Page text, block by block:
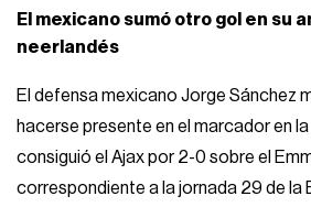
El mexicano sumó otro gol en su
neerlandés
El defensa mexicano Jorge Sánchez
hacerse presente en el marcador en
consiguió el Ajax por 2-0 sobre el
correspondiente a la jornada 29 de la